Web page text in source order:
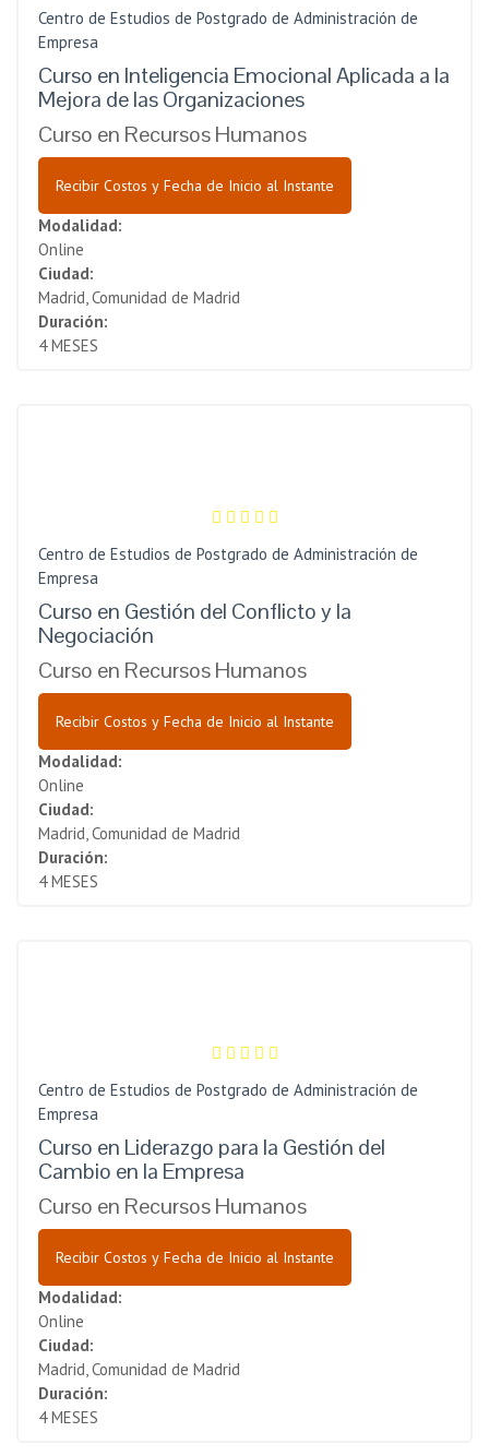
Centro de Estudios de Postgrado de Administración de
Empresa
Curso en Inteligencia Emocional Aplicada a la
Mejora de las Organizaciones
Curso en Recursos Humanos
Recibir Costos y Fecha de Inicio al Instante
Modalidad:
Online
Ciudad:
Madrid, Comunidad de Madrid
Duración:
4 MESES
Centro de Estudios de Postgrado de Administración de
Empresa
Curso en Gestión del Conflicto y la
Negociación
Curso en Recursos Humanos
Recibir Costos y Fecha de Inicio al Instante
Modalidad:
Online
Ciudad:
Madrid, Comunidad de Madrid
Duración:
4 MESES
Centro de Estudios de Postgrado de Administración de
Empresa
Curso en Liderazgo para la Gestión del
Cambio en la Empresa
Curso en Recursos Humanos
Recibir Costos y Fecha de Inicio al Instante
Modalidad:
Online
Ciudad:
Madrid, Comunidad de Madrid
Duración:
4 MESES